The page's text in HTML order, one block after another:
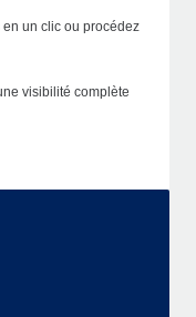
un clic ou procédez
visibilité complète